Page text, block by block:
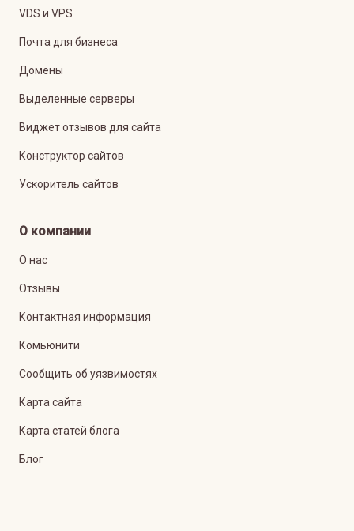
VDS и VPS
Почта для бизнеса
Домены
Выделенные серверы
Виджет отзывов для сайта
Конструктор сайтов
Ускоритель сайтов
О компании
О нас
Отзывы
Контактная информация
Комьюнити
Сообщить об уязвимостях
Карта сайта
Карта статей блога
Блог